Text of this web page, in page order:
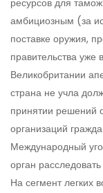
ресурсов для
амбициозным (за
поставке оружия,
правительства уже
Великобритании
страна не учла
принятии решений
организаций
Международный
орган
На сегмент легких